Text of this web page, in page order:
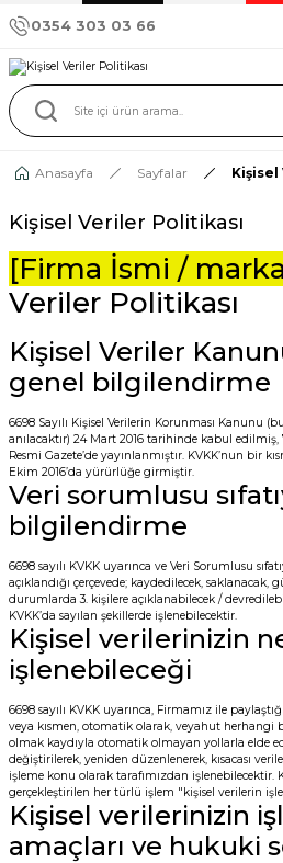
0354 303 03 66
Anasayfa Sayfalar Kişisel
Kişisel Veriler Politikası
[Firma İsmi /
Veriler Politikası
Kişisel Veriler
genel bilgilendirme
6698 Sayılı Kişisel Verilerin Korunması Kanunu
anılacaktır) 24 Mart 2016 tarihinde kabul edilmiş,
Resmi Gazete’de yayınlanmıştır. KVKK’nun bir
Ekim 2016’da yürürlüğe girmiştir.
Veri sorumlusu
bilgilendirme
6698 sayılı KVKK uyarınca ve Veri Sorumlusu
açıklandığı çerçevede; kaydedilecek,
durumlarda 3. kişilere açıklanabilecek /
KVKK’da sayılan şekillerde işlenebilecektir.
Kişisel verilerinizin
işlenebileceği
6698 sayılı KVKK uyarınca, Firmamız ile
veya kısmen, otomatik olarak, veyahut herhangi
olmak kaydıyla otomatik olmayan yollarla elde
değiştirilerek, yeniden düzenlenerek, kısacası
işleme konu olarak tarafımızdan işlenebilecektir.
gerçekleştirilen her türlü işlem "kişisel verilerin
Kişisel verilerinizin
amaçları ve hukuki